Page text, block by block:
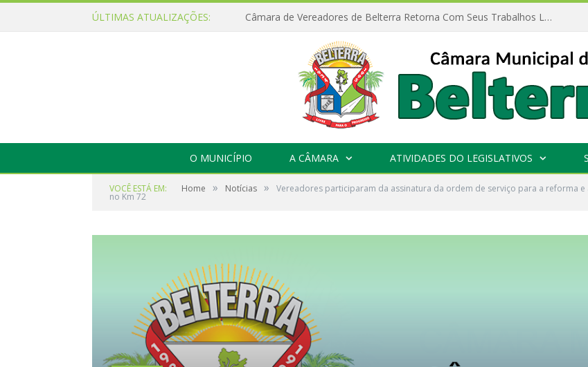
ÚLTIMAS ATUALIZAÇÕES: Câmara de Vereadores de Belterra Retorna Com Seus Trabalhos Legislativos
O MUNICÍPIO A CÂMARA ATIVIDADES DO LEGISLATIVOS
VOCÊ ESTÁ EM: Home » Notícias » Vereadores participaram da assinatura da ordem de serviço para a reforma e
no Km 72